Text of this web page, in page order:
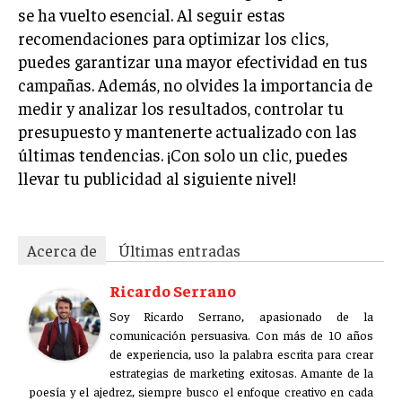
ÉTICA EMPRESARIAL Y RESPONSABILIDAD
SOCIAL
BLOG
Acerca de Últimas entradas
comunicación persuasiva. Con más de 10 años de
experiencia, uso la palabra escrita para crear
poesía y el ajedrez, siempre busco el enfoque creativo en cada
historia.
Aparece en periódicos digitales y domina los buscadores,
se ha vuelto esencial. Al seguir estas
recomendaciones para optimizar los clics,
puedes garantizar una mayor efectividad en tus
campañas. Además, no olvides la importancia de
medir y analizar los resultados, controlar tu
presupuesto y mantenerte actualizado con las
últimas tendencias. ¡Con solo un clic, puedes
llevar tu publicidad al siguiente nivel!
Acerca de
Últimas entradas
Ricardo Serrano
Soy Ricardo Serrano, apasionado de la
comunicación persuasiva. Con más de 10 años
de experiencia, uso la palabra escrita para crear
estrategias de marketing exitosas. Amante de la
poesía y el ajedrez, siempre busco el enfoque creativo en cada